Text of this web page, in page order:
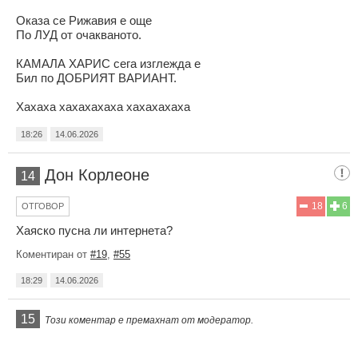
Оказа се Рижавия е още
По ЛУД от очакваното.
КАМАЛА ХАРИС сега изглежда е
Бил по ДОБРИЯТ ВАРИАНТ.
Хахаха хахахахаха хахахахаха
18:26 14.06.2026
14 Дон Корлеоне
6
18
ОТГОВОР
Хаяско пусна ли интернета?
Коментиран от #19, #55
18:29 14.06.2026
15 Този коментар е премахнат от модератор.